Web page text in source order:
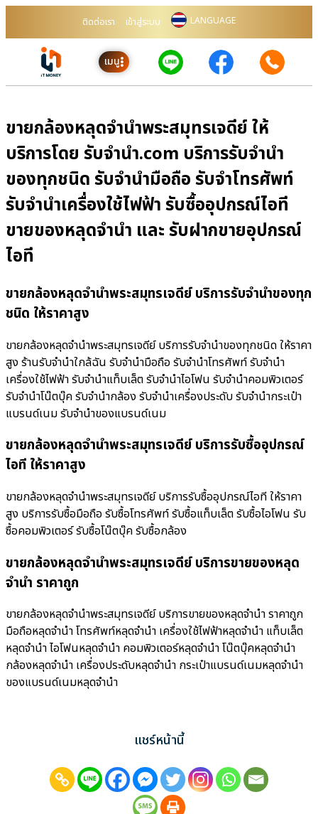
ติดต่อเรา เข้าสู่ระบบ LANGUAGE
เมนู
ขายกล้องหลุดจำนำพระสมุทรเจดีย์ ให้
บริการโดย รับจํานํา.com บริการรับจำนำ
ของทุกชนิด รับจำนำมือถือ รับจำโทรศัพท์
รับจำนำเครื่องใช้ไฟฟ้า รับซื้ออุปกรณ์ไอที
ขายของหลุดจำนำ และ รับฝากขายอุปกรณ์
ไอที
ขายกล้องหลุดจำนำพระสมุทรเจดีย์ บริการรับจำนำของทุก
ชนิด ให้ราคาสูง
ขายกล้องหลุดจำนำพระสมุทรเจดีย์ บริการรับจำนำของทุกชนิด ให้ราคา
สูง ร้านรับจํานําใกล้ฉัน รับจำนำมือถือ รับจำนำโทรศัพท์ รับจำนำ
เครื่องใช้ไฟฟ้า รับจำนำแท็บเล็ต รับจำนำไอโฟน รับจำนำคอมพิวเตอร์
รับจำนำโน๊ตบุ๊ค รับจำนำกล้อง รับจำนำเครื่องประดับ รับจำนำกระเป๋า
แบรนด์เนม รับจำนำของแบรนด์เนม
ขายกล้องหลุดจำนำพระสมุทรเจดีย์ บริการรับซื้ออุปกรณ์
ไอที ให้ราคาสูง
ขายกล้องหลุดจำนำพระสมุทรเจดีย์ บริการรับซื้ออุปกรณ์ไอที ให้ราคา
สูง บริการรับซื้อมือถือ รับซื้อโทรศัพท์ รับซื้อแท็บเล็ต รับซื้อไอโฟน รับ
ซื้อคอมพิวเตอร์ รับซื้อโน๊ตบุ๊ค รับซื้อกล้อง
ขายกล้องหลุดจำนำพระสมุทรเจดีย์ บริการขายของหลุด
จำนำ ราคาถูก
ขายกล้องหลุดจำนำพระสมุทรเจดีย์ บริการขายของหลุดจำนำ ราคาถูก
มือถือหลุดจำนำ โทรศัพท์หลุดจำนำ เครื่องใช้ไฟฟ้าหลุดจำนำ แท็บเล็ต
หลุดจำนำ ไอโฟนหลุดจำนำ คอมพิวเตอร์หลุดจำนำ โน๊ตบุ๊คหลุดจำนำ
กล้องหลุดจำนำ เครื่องประดับหลุดจำนำ กระเป๋าแบรนด์เนมหลุดจำนำ
ของแบรนด์เนมหลุดจำนำ
แชร์หน้านี้